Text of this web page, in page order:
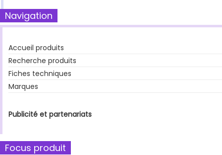
Navigation
Accueil produits
Recherche produits
Fiches techniques
Marques
Publicité et partenariats
Focus produit